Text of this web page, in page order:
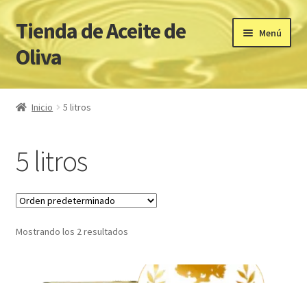
Ir
a
la
Ir
al
contenido
Tienda de Aceite de
Oliva
Menú
Inicio
Carrito
Cookies
Finalizar compra
Inicio 5 litros
5 litros
Mostrando los 2 resultados